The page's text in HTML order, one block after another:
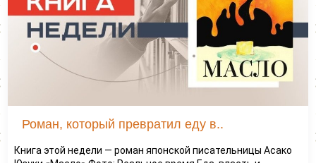
Роман, который превратил еду в..
Книга этой недели — роман японской писательницы Асако